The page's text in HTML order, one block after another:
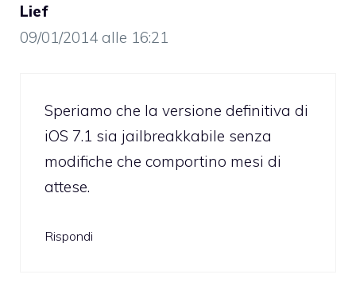
Lief
09/01/2014 alle 16:21
Speriamo che la versione definitiva di
iOS 7.1 sia jailbreakkabile senza
modifiche che comportino mesi di
attese.
Rispondi